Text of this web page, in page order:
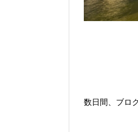
数日間、ブロ